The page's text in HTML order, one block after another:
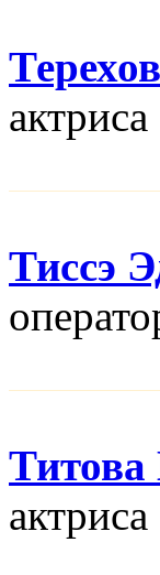
актриса
Тиссэ
Титова
актриса